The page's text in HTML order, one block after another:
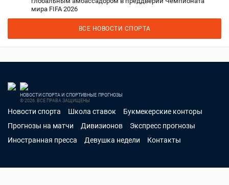
мира FIFA 2026
ВСЕ НОВОСТИ СПОРТА
НОВОСТИ СПОРТА И СПОРТИВНЫЕ ПРОГНОЗЫ
© 2026. ВСЕ ПРАВА ЗАЩИЩЕНЫ
Новости спорта Школа ставок
Букмекерские конторы
Прогнозы на матчи
Дивизионов
Экспресс прогнозы
Иностранная пресса
Девушка недели Контакты